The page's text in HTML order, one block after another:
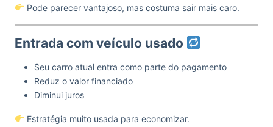
Pode parecer vantajoso, mas costuma sair mais caro.
Entrada com veículo usado
Seu carro atual entra como parte do pagamento
Reduz o valor financiado
Diminui juros
Estratégia muito usada para economizar.